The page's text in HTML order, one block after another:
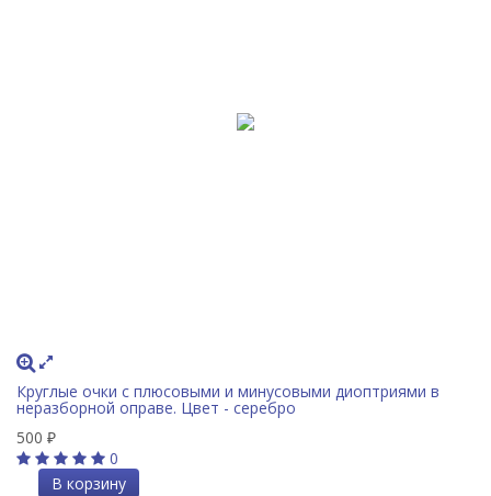
Круглые очки с плюсовыми и минусовыми диоптриями в
неразборной оправе. Цвет - серебро
500 ₽
0
В корзину